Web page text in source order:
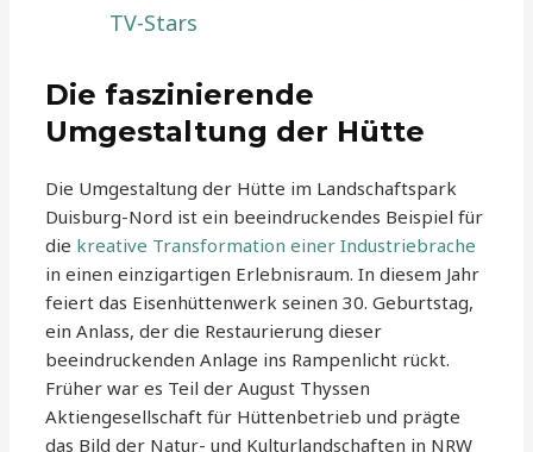
TV-Stars
Die faszinierende
Umgestaltung der Hütte
Die Umgestaltung der Hütte im Landschaftspark
Duisburg-Nord ist ein beeindruckendes Beispiel für
die kreative Transformation einer Industriebrache
in einen einzigartigen Erlebnisraum. In diesem Jahr
feiert das Eisenhüttenwerk seinen 30. Geburtstag,
ein Anlass, der die Restaurierung dieser
beeindruckenden Anlage ins Rampenlicht rückt.
Früher war es Teil der August Thyssen
Aktiengesellschaft für Hüttenbetrieb und prägte
das Bild der Natur- und Kulturlandschaften in NRW